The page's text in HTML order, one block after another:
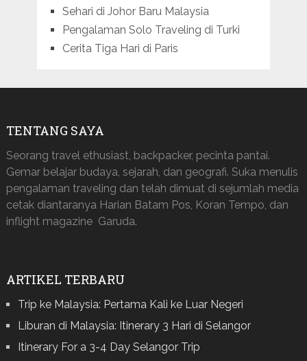
Sehari di Johor Baru Malaysia
Pengalaman Solo Traveling di Turki
Cerita Tiga Hari di Paris
TENTANG SAYA
Seorang travel ethusiast, backpacker, pecinta pantai.
Gemar belajar budaya, sejarah, dan geografi. Suka menulis
pengalaman traveling dan telah dimuat di sejumlah media
cetak diantaranya Harian Batam Pos, Koran Tempo, dan
inflight magazine Garuda.
ARTIKEL TERBARU
Trip ke Malaysia: Pertama Kali ke Luar Negeri
Liburan di Malaysia: Itinerary 3 Hari di Selangor
Itinerary For a 3-4 Day Selangor Trip